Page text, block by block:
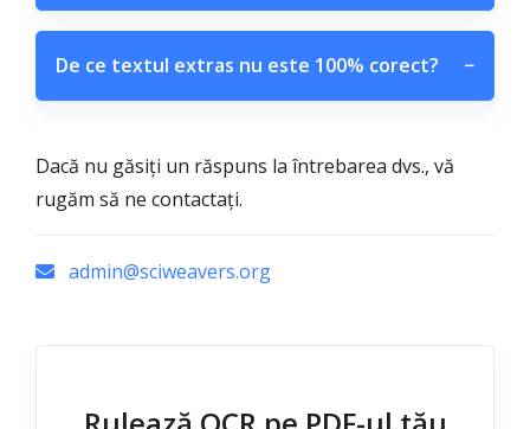
De ce textul extras nu este 100% corect? −
Dacă nu găsiți un răspuns la întrebarea dvs., vă
rugăm să ne contactați.
admin@sciweavers.org